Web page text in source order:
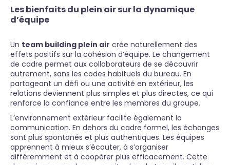
Les bienfaits du plein air sur la dynamique
d’équipe
Un team building plein air crée naturellement des
effets positifs sur la cohésion d’équipe. Le changement
de cadre permet aux collaborateurs de se découvrir
autrement, sans les codes habituels du bureau. En
partageant un défi ou une activité en extérieur, les
relations deviennent plus simples et plus directes, ce qui
renforce la confiance entre les membres du groupe.
L’environnement extérieur facilite également la
communication. En dehors du cadre formel, les échanges
sont plus spontanés et plus authentiques. Les équipes
apprennent à mieux s’écouter, à s’organiser
différemment et à coopérer plus efficacement. Cette